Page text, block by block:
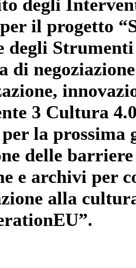
degli
il progetto
degli
di
3 Cultura
la prossima
delle
e archivi per
alla